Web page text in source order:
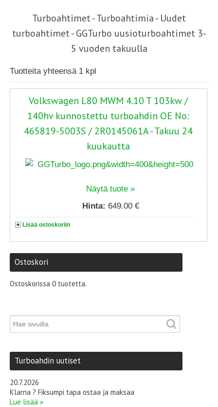
Turboahtimet - Turboahtimia - Uudet
turboahtimet - GGTurbo uusioturboahtimet 3-
5 vuoden takuulla
Tuotteita yhteensä 1 kpl
Volkswagen L80 MWM 4.10 T 103kw /
140hv kunnostettu turboahdin OE No:
465819-5003S / 2R0145061A - Takuu 24
kuukautta
Näytä tuote »
Hinta: 649.00 €
Lisää ostoskoriin
Ostoskori
Ostoskorissa 0 tuotetta.
Turboahdin uutiset
20.7.2026
Klarna ? Fiksumpi tapa ostaa ja maksaa
Lue lisää »